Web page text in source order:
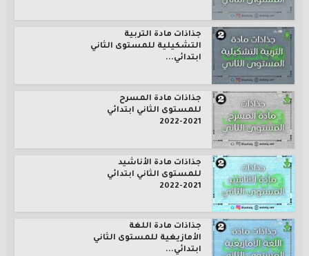
جذاذات مادة التربية
التشكيلية للمستوى الثاني
ابتدائي...
جذاذات مادة المسرح
للمستوى الثاني ابتدائي
2021-2022
جذاذات مادة الأناشيد
للمستوى الثاني ابتدائي
2021-2022
جذاذات مادة اللغة
الأمازيغية للمستوى الثاني
ابتدائي...